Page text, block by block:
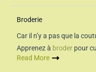
Broderie
Car il n’y a pas que la
Apprenez à broder pour
Read More